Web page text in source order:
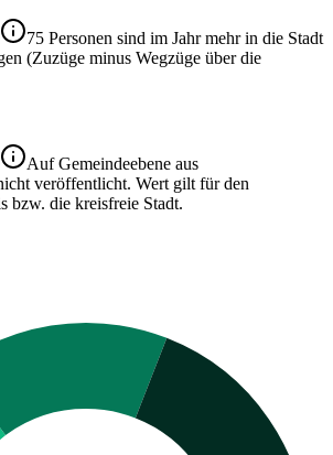
75 Personen sind im Jahr mehr in die Stadt
(Zuzüge minus Wegzüge über die
Auf Gemeindeebene aus
veröffentlicht. Wert gilt für den
bzw. die kreisfreie Stadt.